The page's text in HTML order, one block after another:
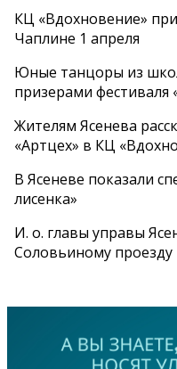
КЦ «Вдохновение»
Чаплине 1 апреля
Юные танцоры из
призерами фестиваля
Жителям Ясенева
«Артцех» в КЦ
В Ясеневе показали
лисенка»
И. о. главы управы
Соловьиному проезду